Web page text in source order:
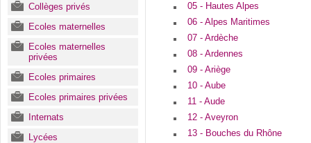
Collèges privés
Ecoles maternelles
Ecoles maternelles
privées
Ecoles primaires
Ecoles primaires privées
Internats
Lycées
05 - Hautes Alpes
06 - Alpes Maritimes
07 - Ardèche
08 - Ardennes
09 - Ariège
10 - Aube
11 - Aude
12 - Aveyron
13 - Bouches du Rhône